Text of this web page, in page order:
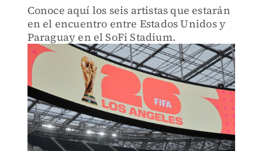
Conoce aquí los seis artistas que estarán
en el encuentro entre Estados Unidos y
Paraguay en el SoFi Stadium.